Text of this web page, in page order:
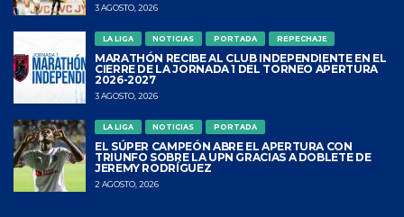
3 AGOSTO, 2026
LA LIGA NOTICIAS PORTADA REPECHAJE
MARATHÓN RECIBE AL CLUB INDEPENDIENTE EN EL
CIERRE DE LA JORNADA 1 DEL TORNEO APERTURA
2026-2027
3 AGOSTO, 2026
LA LIGA NOTICIAS PORTADA
EL SÚPER CAMPEÓN ABRE EL APERTURA CON
TRIUNFO SOBRE LA UPN GRACIAS A DOBLETE DE
JEREMY RODRÍGUEZ
2 AGOSTO, 2026